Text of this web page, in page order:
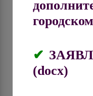
(docx)